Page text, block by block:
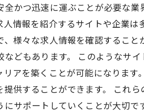
かつ迅速に運ぶことが必要な
情報を紹介するサイトや企業
、様々な求人情報を確認するこ
どもあります。 このようなサ
アを築くことが可能になりま
供することができます。 これ
サポートしていくことが大切です